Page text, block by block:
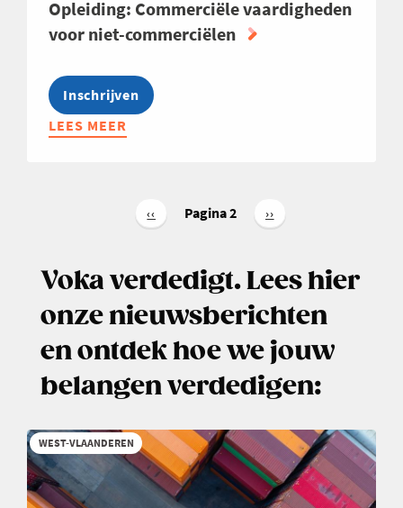
Opleiding: Commerciële vaardigheden
voor niet-commerciëlen
Inschrijven
LEES MEER
ABOUT
Vorige
pagina
‹‹ Pagina 2
Volgende
pagina
››
Voka verdedigt. Lees hier
onze nieuwsberichten
en ontdek hoe we jouw
belangen verdedigen:
WEST-VLAANDEREN